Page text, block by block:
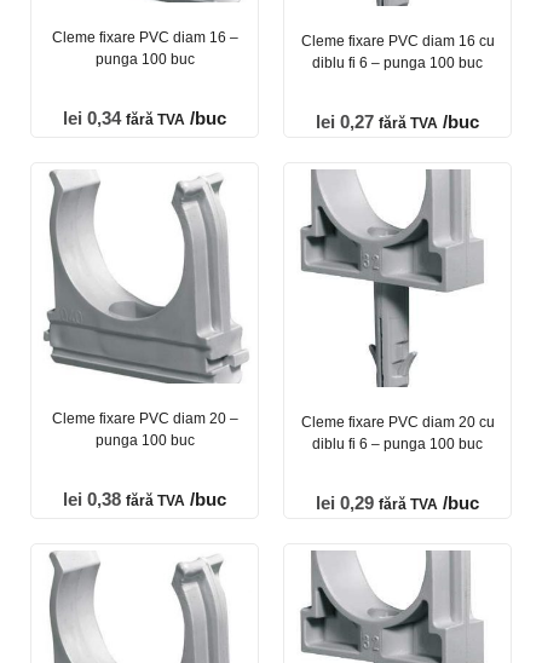
Cleme fixare PVC diam 16 –
punga 100 buc
lei 0,34 fără TVA /buc
Cleme fixare PVC diam 16 cu
diblu fi 6 – punga 100 buc
lei 0,27 fără TVA /buc
Cleme fixare PVC diam 20 –
punga 100 buc
lei 0,38 fără TVA /buc
Cleme fixare PVC diam 20 cu
diblu fi 6 – punga 100 buc
lei 0,29 fără TVA /buc